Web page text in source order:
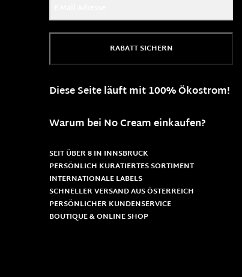
RABATT SICHERN
Diese Seite läuft mit 100% Ökostrom!
Warum bei No Cream einkaufen?
SEIT ÜBER 8 IN INNSBRUCK
PERSÖNLICH KURATIERTES SORTIMENT
INTERNATIONALE LABELS
SCHNELLER VERSAND AUS ÖSTERREICH
PERSÖNLICHER KUNDENSERVICE
BOUTIQUE & ONLINE SHOP